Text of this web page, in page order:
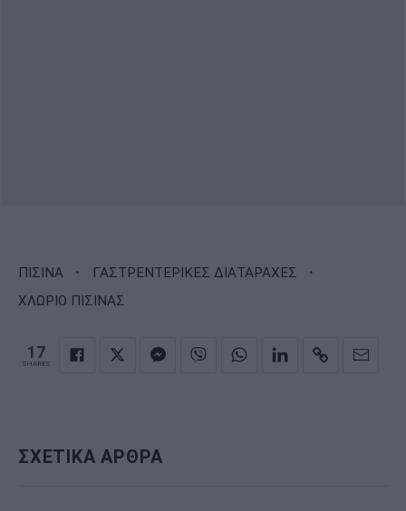
ΠΙΣΙΝΑ · ΓΑΣΤΡΕΝΤΕΡΙΚΕΣ ΔΙΑΤΑΡΑΧΕΣ ·
ΧΛΩΡΙΟ ΠΙΣΙΝΑΣ
17
SHARES
ΣΧΕΤΙΚΑ ΑΡΘΡΑ